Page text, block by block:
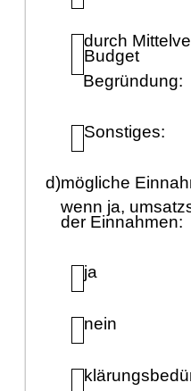
durch
Budget
Begründung:
Sonstiges:
d)mögliche
wenn ja,
der Einnahmen:
ja
nein
klärungsbedü